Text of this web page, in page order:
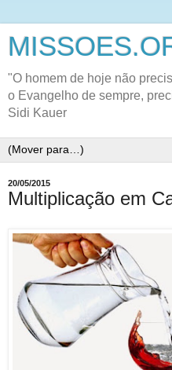
"O homem de hoje não
o Evangelho de sempre,
Sidi Kauer
20/05/2015
Multiplicação em